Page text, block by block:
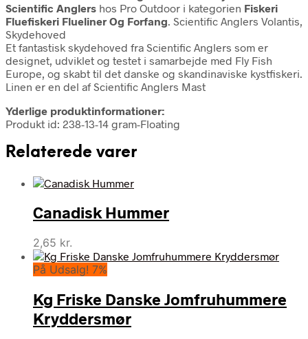
Scientific Anglers hos Pro Outdoor i kategorien Fiskeri
Fluefiskeri Flueliner Og Forfang. Scientific Anglers Volantis,
Skydehoved
Et fantastisk skydehoved fra Scientific Anglers som er
designet, udviklet og testet i samarbejde med Fly Fish
Europe, og skabt til det danske og skandinaviske kystfiskeri.
Linen er en del af Scientific Anglers Mast
Yderlige produktinformationer:
Produkt id: 238-13-14 gram-Floating
Relaterede varer
Canadisk Hummer
2,65 kr.
På Udsalg! 7%
Kg Friske Danske Jomfruhummere
Kryddersmør